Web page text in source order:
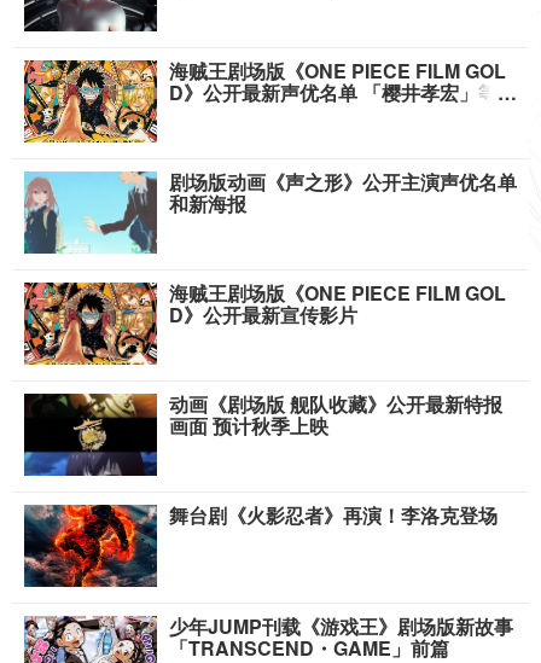
海贼王剧场版《ONE PIECE FILM GOL
D》公开最新声优名单 「樱井孝宏」等人
剧场版动画《声之形》公开主演声优名单
和新海报
海贼王剧场版《ONE PIECE FILM GOL
D》公开最新宣传影片
动画《剧场版 舰队收藏》公开最新特报
画面 预计秋季上映
舞台剧《火影忍者》再演！李洛克登场
少年JUMP刊载《游戏王》剧场版新故事
「TRANSCEND・GAME」前篇